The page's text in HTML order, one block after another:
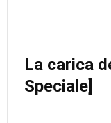
La carica
Speciale]